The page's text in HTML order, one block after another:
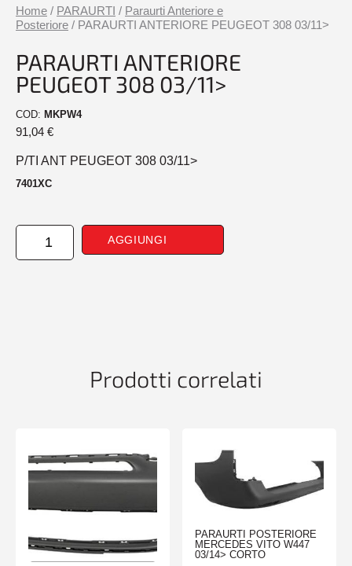
Home / PARAURTI / Paraurti Anteriore e
Posteriore / PARAURTI ANTERIORE PEUGEOT 308 03/11>
PARAURTI ANTERIORE
PEUGEOT 308 03/11>
COD: MKPW4
91,04 €
P/TI ANT PEUGEOT 308 03/11>
7401XC
PARAURTI
ANTERIORE
AGGIUNGI
Prodotti correlati
PARAURTI POSTERIORE
MERCEDES VITO W447
03/14> CORTO